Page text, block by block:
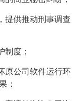
提供推动刑事调查
制度；
原公司软件运行环
；